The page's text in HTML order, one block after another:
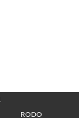
RODO